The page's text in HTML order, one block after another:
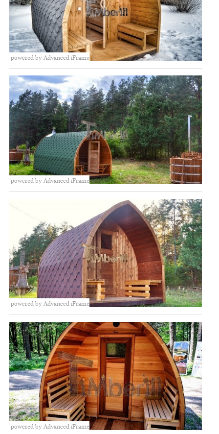
powered by Advanced iFrame
powered by Advanced iFrame
powered by Advanced iFrame
powered by Advanced iFrame